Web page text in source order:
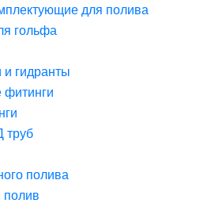
для полива
гольфа
и гидранты
фитинги
труб
полива
полив